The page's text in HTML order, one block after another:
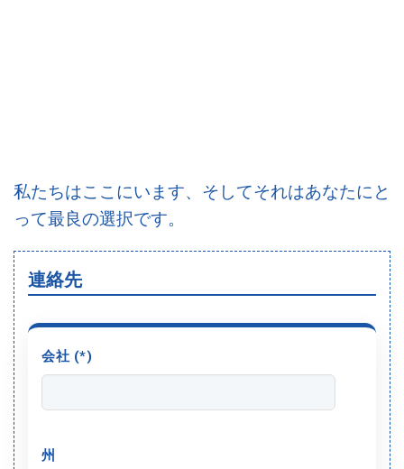
私たちはここにいます、そしてそれはあなたにと
って最良の選択です。
連絡先
会社 (*)
州